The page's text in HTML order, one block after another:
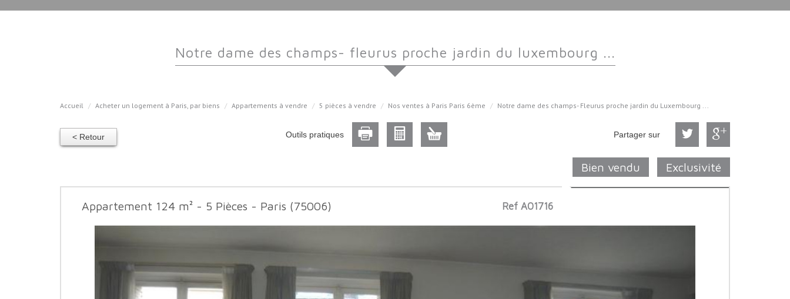
notre dame des champs- fleurus proche jardin du luxembourg ...
Accueil Acheter un logement à Paris, par biens Appartements à vendre 5 pièces à vendre Nos ventes à Paris Paris 6ème Notre dame des champs- Fleurus proche jardin du Luxembourg ...
< Retour Outils pratiques Partager sur
Bien vendu Exclusivité
Appartement 124 m² - 5 Pièces - Paris (75006) Ref A01716